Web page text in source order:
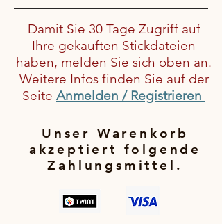
Damit Sie 30 Tage Zugriff auf
Ihre gekauften Stickdateien
haben, melden Sie sich oben an.
Weitere Infos finden Sie auf der
Seite Anmelden / Registrieren
Unser Warenkorb
akzeptiert folgende
Zahlungsmittel.